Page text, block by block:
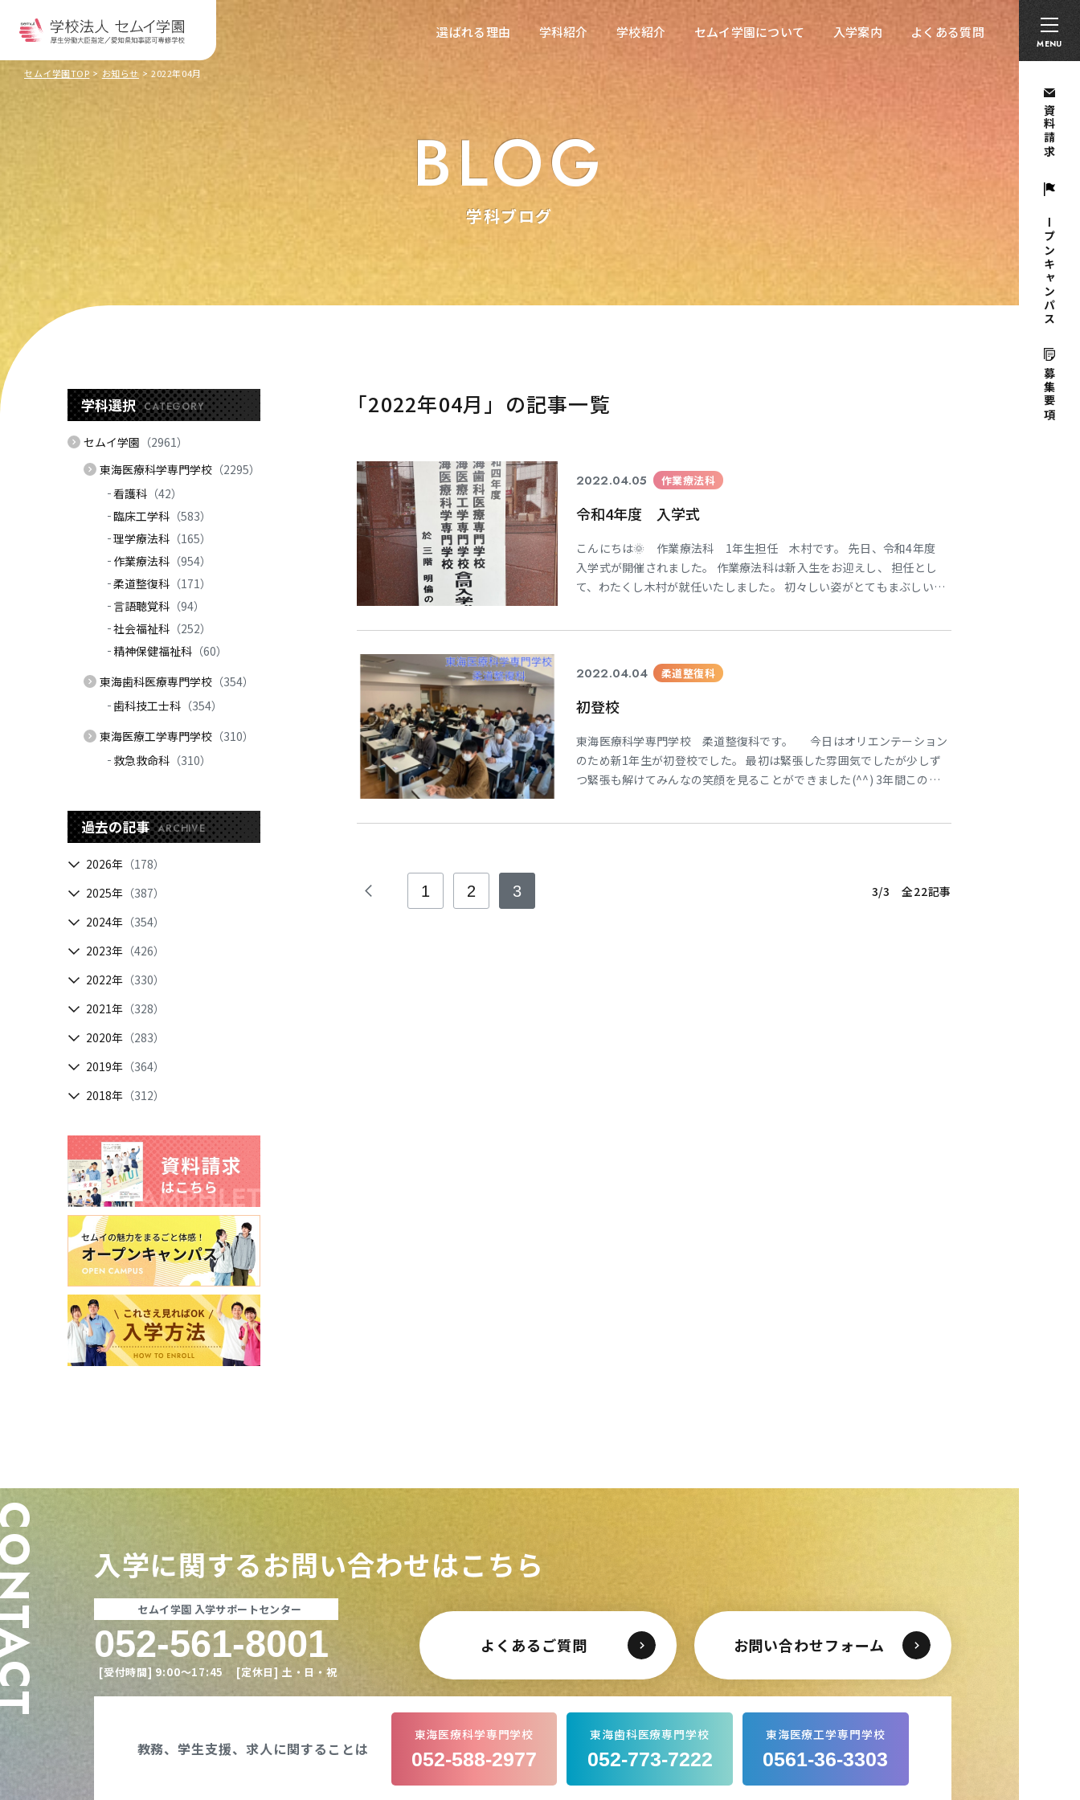
MENU
選ばれる理由 学科紹介 学校紹介
東海医療科学専門学校
セムイ学園について 入学案内 よくある質問
資料請求
オープンキャンパス
募集要項
在校生の方へ 卒業生の方へ 採用担当者の方へ
選ばれる理由 学科紹介 学校紹介 セムイ学園について 入学案内 よくある質問
セムイ学園TOP お知らせ 2022年04月
BLOG
学科ブログ
｢2022年04月」の記事一覧
2022.04.05 作業療法科
令和4年度 入学式
こんにちは🌞 作業療法科 1年生担任 木村です。 先日、令和4年度
入学式が開催されました。 作業療法科は新入生をお迎えし、 担任とし
て、わたくし木村が就任いたしました。 初々しい姿がとてもまぶしいで
2022.04.04 柔道整復科
初登校
東海医療科学専門学校 柔道整復科です。 今日はオリエンテーション
のため新1年生が初登校でした。 最初は緊張した雰囲気でしたが少しず
つ緊張も解けてみんなの笑顔を見ることができました(^^) 3年間この仲
1 2 3 3/3 全22記事
学科選択 CATEGORY
セムイ学園 （2961）
東海医療科学専門学校 （2295）
看護科 （42）
臨床工学科 （583）
理学療法科 （165）
作業療法科 （954）
柔道整復科 （171）
言語聴覚科 （94）
社会福祉科 （252）
精神保健福祉科 （60）
東海歯科医療専門学校 （354）
歯科技工士科 （354）
東海医療工学専門学校 （310）
救急救命科 （310）
過去の記事 ARCHIVE
2026年 （178）
2025年 （387）
2024年 （354）
2023年 （426）
2022年 （330）
2021年 （328）
2020年 （283）
2019年 （364）
2018年 （312）
入学に関するお問い合わせはこちら
セムイ学園 入学サポートセンター
052-561-8001
[受付時間] 9:00〜17:45 [定休日] 土・日・祝
よくあるご質問 お問い合わせフォーム
教務、学生支援、求人に関することは
東海医療科学専門学校
052-588-2977
東海歯科医療専門学校
052-773-7222
東海医療工学専門学校
0561-36-3303
東海医療科学
専門学校 専門学校
CLOSE
東海医療科学
専門学校 専門学校
CLOSE
東海医療科学
専門学校 専門学校
CLOSE
東海医療科学
専門学校 専門学校
CLOSE